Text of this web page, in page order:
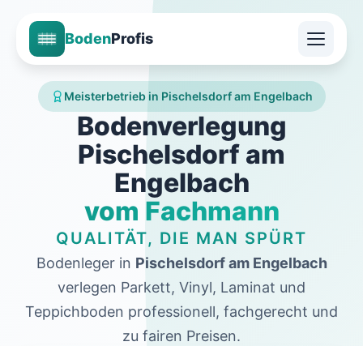
BodenProfis
Meisterbetrieb in Pischelsdorf am Engelbach
Bodenverlegung
Pischelsdorf am
Engelbach
vom Fachmann
QUALITÄT, DIE MAN SPÜRT
Bodenleger in Pischelsdorf am Engelbach
verlegen Parkett, Vinyl, Laminat und
Teppichboden professionell, fachgerecht und
zu fairen Preisen.